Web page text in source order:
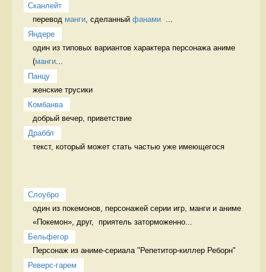
Сканлейт
перевод манги , сделанный фанами
Яндере
один из типовых вариантов характера персонажа аниме
(манги
Панцу
женские трусики
Комбанва
добрый вечер, приветствие
Драббл
текст, который может стать частью уже имеющегося
Слоубро
один из покемонов, персонажей серии игр, манги и аниме
«Покемон», друг,  приятель заторможенно...
Бельфегор
Персонаж из аниме-сериала "Репетитор-киллер Реборн"
Реверс-гарем